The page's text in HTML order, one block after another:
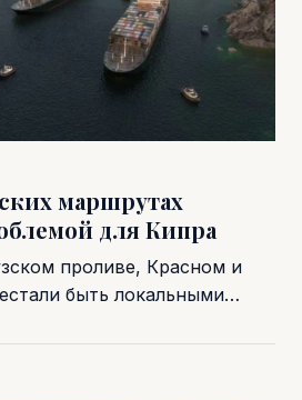
маршрутах
для Кипра
проливе, Красном и
быть локальными…